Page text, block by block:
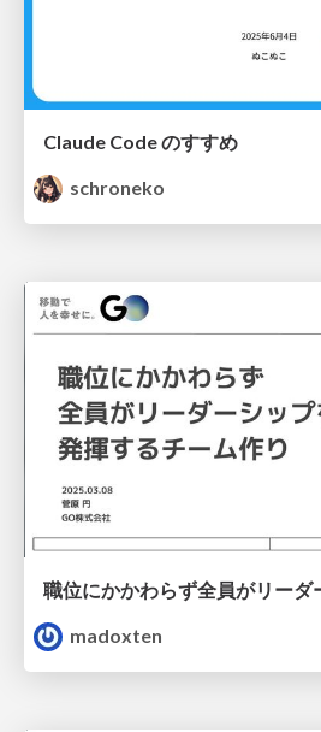
Claude Code のすすめ
schroneko
madoxten